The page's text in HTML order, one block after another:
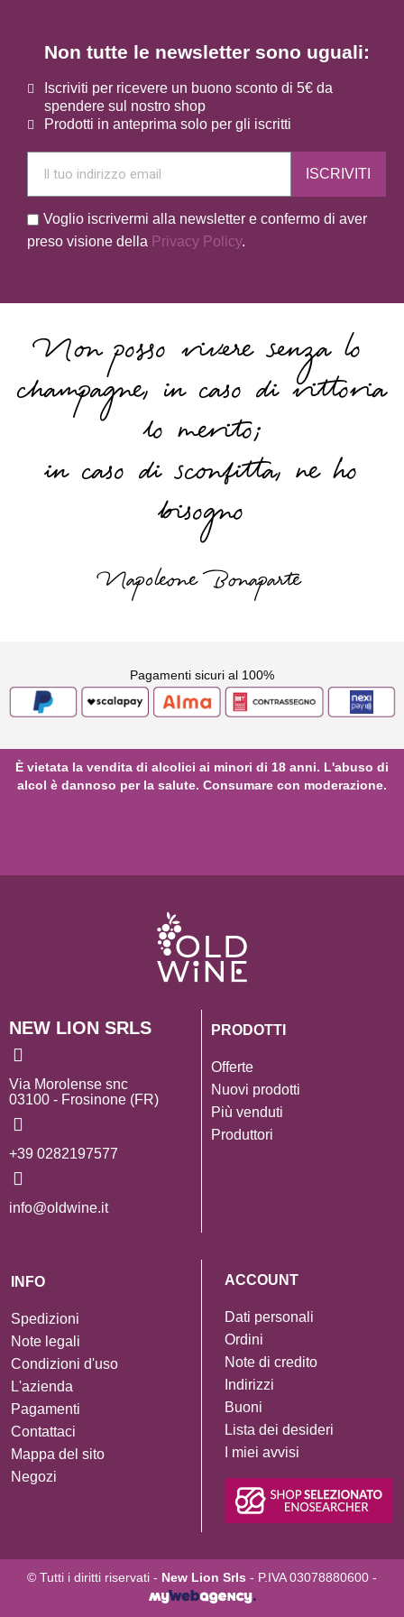
Non tutte le newsletter sono uguali:
Iscriviti per ricevere un buono sconto di 5€ da
spendere sul nostro shop
Prodotti in anteprima solo per gli iscritti
ISCRIVITI
Voglio iscrivermi alla newsletter e confermo di aver
preso visione della Privacy Policy.
Non posso vivere senza lo
champagne, in caso di vittoria
lo merito;
in caso di sconfitta, ne ho
bisogno
Napoleone Bonaparte
Pagamenti sicuri al 100%
È vietata la vendita di alcolici ai minori di 18 anni. L'abuso di
alcol è dannoso per la salute. Consumare con moderazione.
NEW LION SRLS
Via Morolense snc
03100 - Frosinone (FR)
+39 0282197577
info@oldwine.it
PRODOTTI
Offerte
Nuovi prodotti
Più venduti
Produttori
INFO
Spedizioni
Note legali
Condizioni d'uso
L'azienda
Pagamenti
Contattaci
Mappa del sito
Negozi
ACCOUNT
Dati personali
Ordini
Note di credito
Indirizzi
Buoni
Lista dei desideri
I miei avvisi
© Tutti i diritti riservati - New Lion Srls - P.IVA 03078880600 -